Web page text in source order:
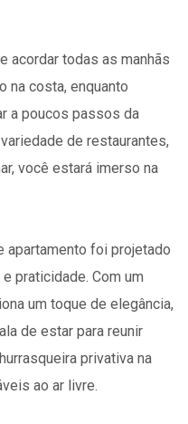
acordar todas as manhãs
na costa, enquanto
a poucos passos da
de restaurantes,
você estará imerso na
apartamento foi projetado
praticidade. Com um
um toque de elegância,
de estar para reunir
privativa na
ao ar livre.